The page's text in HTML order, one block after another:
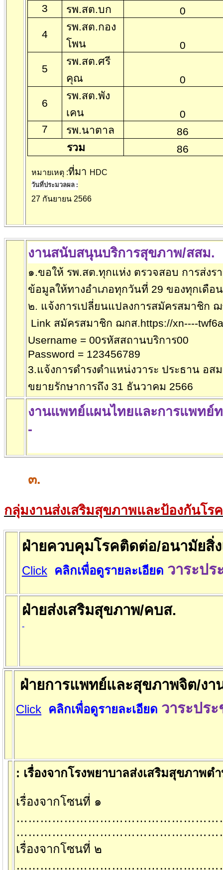
3
รพ.สต.บก
0
4
รพ.สต.กอง
โพน
0
5
รพ.สต.ศรี
คุณ
0
6
รพ.สต.พัง
เคน
0
7
รพ.นาตาล
86
รวม
86
หมายเหตุ :ที่มา HDC
วันที่ประมวลผล :
27 กันยายน2566
งานสนับสนุนบริการสุขภาพ/สสม.
๑.ขอให้ รพ.สต.ทุกแห่ง ตรวจสอบ การส่ง
ข้อมูลให้ทางอำเภอทุกวันที่ 29 ของทุกเดือน
๒. แจ้งการเปลี่ยนแปลงการสมัครสมาชิก
Link สมัครสมาชิก ฌกส.https://xn----
Username = 00รหัสสถานบริการ00
Password = 123456789
3.แจ้งการดำรงตำแหน่งวาระ ประธาน อ
ขยายรักษาการถึง 31 ธันวาคม 2566
งานแพทย์แผนไทยและการแพทย์ท
-
๓.
กลุ่มงานส่งเสริมสุขภาพและป้องกันโรค
ฝ่ายควบคุมโรคติดต่อ/อนามัยสิ่
Click คลิกเพื่อดูรายละเอียด วาระปร
ฝ่ายส่งเสริมสุขภาพ/คบส.
-
ฝ่ายการแพทย์และสุขภาพจิต/ง
Click คลิกเพื่อดูรายละเอียด วาระปร
: เรื่องจากโรงพยาบาลส่งเสริมสุขภาพต
เรื่องจากโซนที่ ๑
เรื่องจากโซนที่ ๒